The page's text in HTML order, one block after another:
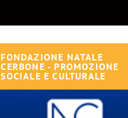
FONDAZIONE NATALE
CERBONE - PROMOZIONE
SOCIALE E CULTURALE